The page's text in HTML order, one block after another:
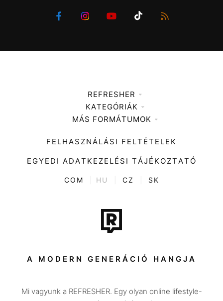
REFRESHER
Médiaajánlat
KATEGÓRIÁK
Zene
Divat
Kultúra
ENTR
Tech-Tudomány
Sport
Társadalom
Utazás
MÁS FORMÁTUMOK
FELHASZNÁLÁSI FELTÉTELEK
EGYEDI ADATKEZELÉSI TÁJÉKOZTATÓ
COM HU CZ SK
A MODERN GENERÁCIÓ HANGJA
Mi vagyunk a REFRESHER. Egy olyan online lifestyle-